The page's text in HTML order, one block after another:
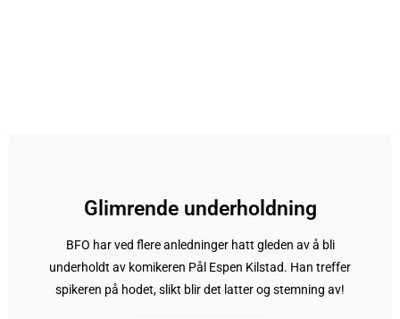
Glimrende underholdning
BFO har ved flere anledninger hatt gleden av å bli
underholdt av komikeren Pål Espen Kilstad. Han treffer
spikeren på hodet, slikt blir det latter og stemning av!